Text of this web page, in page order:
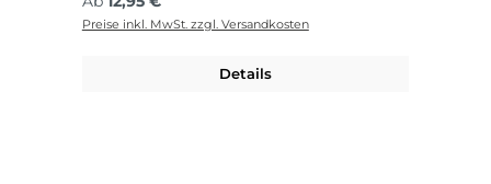
Preise inkl. MwSt. zzgl. Versandkosten
Details